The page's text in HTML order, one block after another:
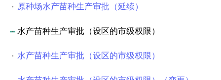
原种场水产苗种生产审批（延续）
水产苗种生产审批（设区的市级权限）
水产苗种生产审批（设区的市级权限）